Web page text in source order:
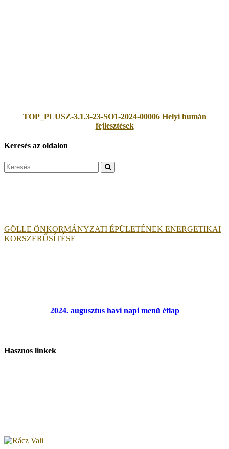
TOP_PLUSZ-3.1.3-23-SO1-2024-00006 Helyi humán
fejlesztések
Keresés az oldalon
Search
for:
GÖLLE ÖNKORMÁNYZATI ÉPÜLETÉNEK ENERGETIKAI
KORSZERŰSÍTÉSE
2024. augusztus havi napi menü étlap
Hasznos linkek